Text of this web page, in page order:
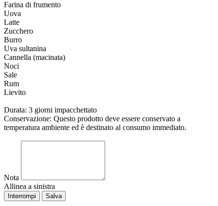
Farina di frumento
Uova
Latte
Zucchero
Burro
Uva sultanina
Cannella (macinata)
Noci
Sale
Rum
Lievito
Durata: 3 giorni impacchettato
Conservazione: Questo prodotto deve essere conservato a
temperatura ambiente ed è destinato al consumo immediato.
Nota
Allinea a sinistra
Interrompi Salva